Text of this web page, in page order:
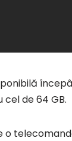
cel de 64 GB.
o